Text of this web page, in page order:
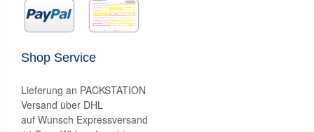
Shop Service
Lieferung an PACKSTATION
Versand über DHL
auf Wunsch Expressversand